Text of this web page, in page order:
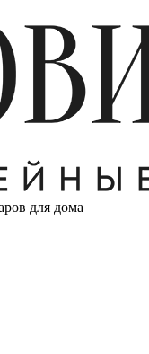
для дома